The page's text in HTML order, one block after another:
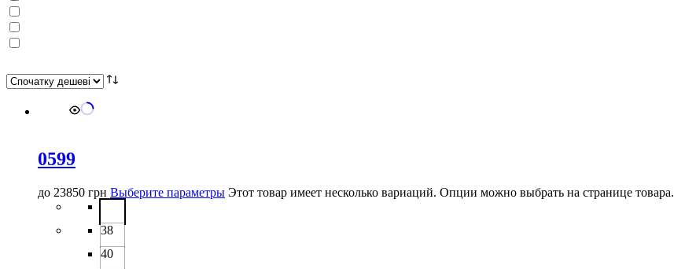
0599
до 23850 грн Выберите параметры Этот товар имеет несколько вариаций. Опции можно выбрать на странице товара.
38
40